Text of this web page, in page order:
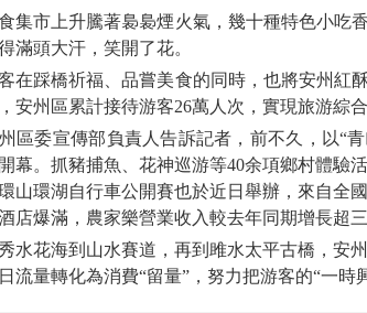
市上升騰著裊裊煙火氣，幾十種特色小吃香
滿頭大汗，笑開了花。
踩橋祈福、品嘗美食的同時，也將安州紅酥
安州區累計接待游客26萬人次，實現旅游綜合
委宣傳部負責人告訴記者，前不久，以“青
幕。抓豬捕魚、花神巡游等40余項鄉村體驗
山環湖自行車公開賽也於近日舉辦，來自全
店爆滿，農家樂營業收入較去年同期增長超三
花海到山水賽道，再到雎水太平古橋，安州
流量轉化為消費“留量”，努力把游客的“一時